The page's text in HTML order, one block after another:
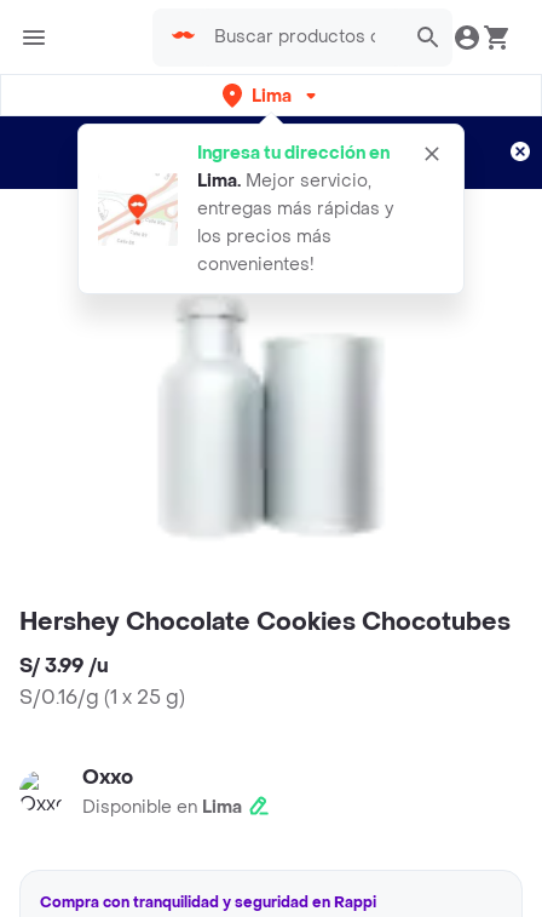
Lima
Ingresa tu dirección en
Lima. Mejor servicio,
entregas más rápidas y
los precios más
convenientes!
envíos gratis por semanas
Aplican TyC
Hershey Chocolate Cookies Chocotubes
S/ 3.99 /u
S/0.16/g (1 x 25 g)
Oxxo
Disponible en Lima
Compra con tranquilidad y seguridad en Rappi